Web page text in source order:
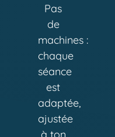
Pas
de
machines :
chaque
séance
est
adaptée,
ajustée